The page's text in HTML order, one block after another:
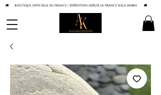
🚚 BOUTIQUE OFFICIELLE EN FRANCE / Expédition depuis la France sous 24/48h 🚚